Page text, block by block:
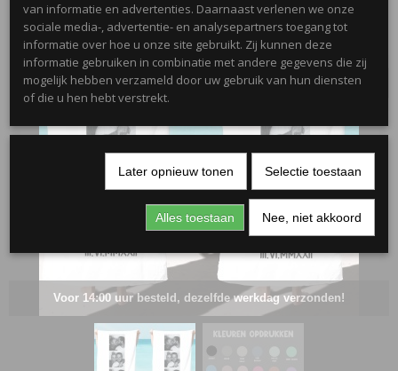
Voor 14:00 uur besteld, dezelfde werkdag verzonden!
MET FOTO'S
NAAM EN GEBOORTEJAAR
van informatie en advertenties. Daarnaast verlenen we onze
sociale media-, advertentie- en analysepartners toegang tot
informatie over hoe u onze site gebruikt. Zij kunnen deze
informatie gebruiken in combinatie met andere gegevens die zij
mogelijk hebben verzameld door uw gebruik van hun diensten
of die u hen hebt verstrekt.
Later opnieuw tonen Selectie toestaan
Alles toestaan Nee, niet akkoord